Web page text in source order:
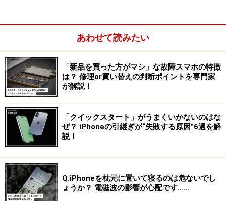
とが多かった。しかし、キャリアのサービスラインナッ
プに差がなくなり、さらには搭載される機能もあまり違
いがなくなってきた。そこで、ユーザーが重視するのが
「見た目」だ。外部クリエイターなどとの協力を仰ぎ、
これまでになかった魅力的な端末を作ろうと企画された
シリーズなのだ。
9月に発表された「PLY」。5つの層が積み重なったようなデ
ザインと「タブキー」が特徴的
あわせて読みたい
「新品を買った方がマシ」な故障スマホの特徴
は？ 修理or買い替えの判断ポイントを専門家
が解説！
「クイックスタート」がうまくいかないのはな
ぜ？ iPhoneの引継ぎが“失敗する原因”6選を解
説！
Q.iPhoneを枕元に置いて寝るのは危ないでし
ょうか？ 電磁波の影響が心配です……